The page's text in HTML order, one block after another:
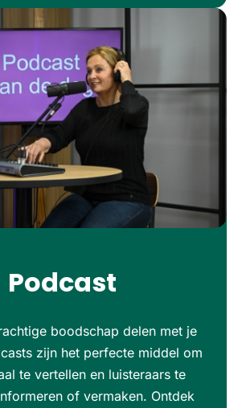
Podcast
boodschap delen met je
zijn het perfecte middel om
te vertellen en luisteraars te
of vermaken. Ontdek